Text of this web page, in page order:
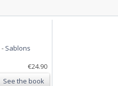
- Sablons
€24.90
See the book